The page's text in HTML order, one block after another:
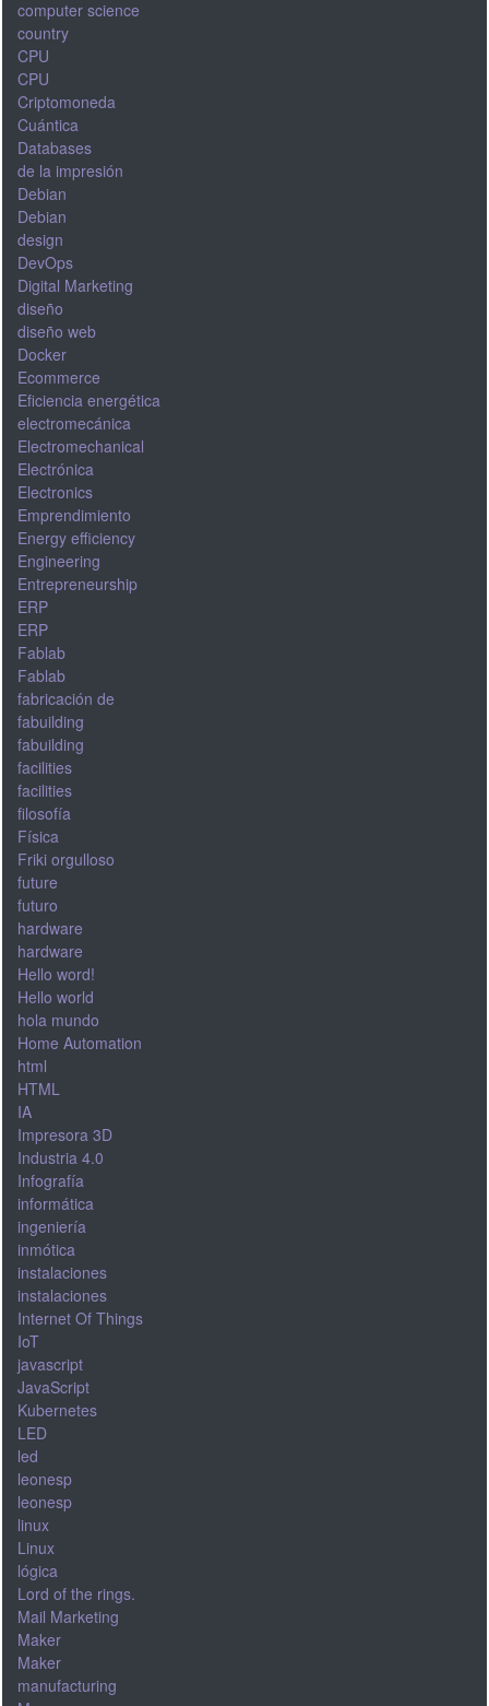
computer science
country
CPU
CPU
Criptomoneda
Cuántica
Databases
de la impresión
Debian
Debian
design
DevOps
Digital Marketing
diseño
diseño web
Docker
Ecommerce
Eficiencia energética
electromecánica
Electromechanical
Electrónica
Electronics
Emprendimiento
Energy efficiency
Engineering
Entrepreneurship
ERP
ERP
Fablab
Fablab
fabricación de
fabuilding
fabuilding
facilities
facilities
filosofía
Física
Friki orgulloso
future
futuro
hardware
hardware
Hello word!
Hello world
hola mundo
Home Automation
html
HTML
IA
Impresora 3D
Industria 4.0
Infografía
informática
ingeniería
inmótica
instalaciones
instalaciones
Internet Of Things
IoT
javascript
JavaScript
Kubernetes
LED
led
leonesp
leonesp
linux
Linux
lógica
Lord of the rings.
Mail Marketing
Maker
Maker
manufacturing